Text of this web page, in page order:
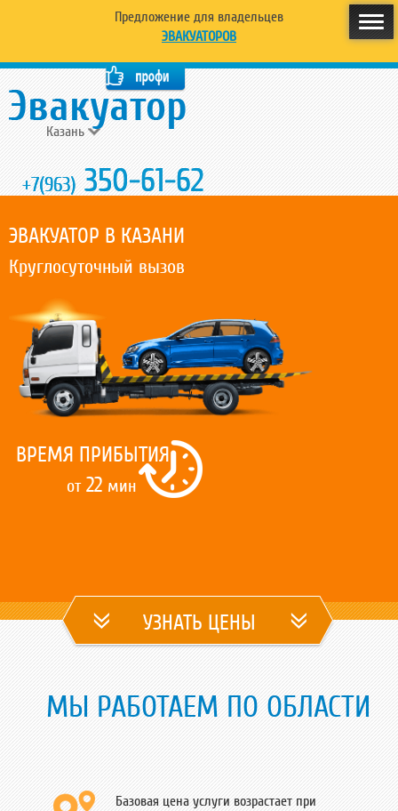
Предложение для владельцев
ЭВАКУАТОРОВ
Казань
+7(963) 350-61-62
ЭВАКУАТОР В КАЗАНИ
Круглосуточный вызов
ВРЕМЯ ПРИБЫТИЯ
от 22 мин
УЗНАТЬ ЦЕНЫ
МЫ РАБОТАЕМ ПО ОБЛАСТИ
Базовая цена услуги возрастает при